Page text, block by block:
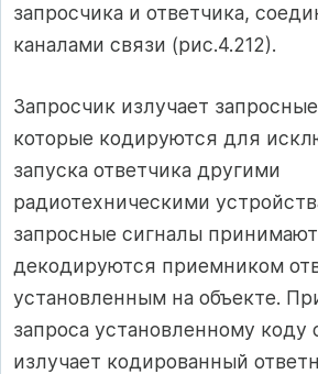
запросчика и ответчика,
каналами связи (рис.4.212).
Запросчик излучает
которые кодируются для
запуска ответчика другими
радиотехническими
запросные сигналы
декодируются приемником
установленным на объекте.
запроса установленному коду
излучает кодированный